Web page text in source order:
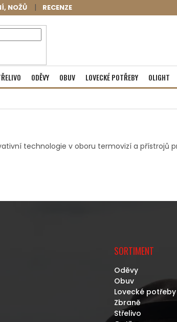
NOŽŮ RECENZE
NÁKUPNÍ
KOŠÍK
Prázdný košík
ODĚVY OBUV LOVECKÉ POTŘEBY OLIGHT
technologie v oboru termovizí a přístrojů
SORTIMENT
Oděvy
Obuv
Lovecké potřeby
Zbraně
Střelivo